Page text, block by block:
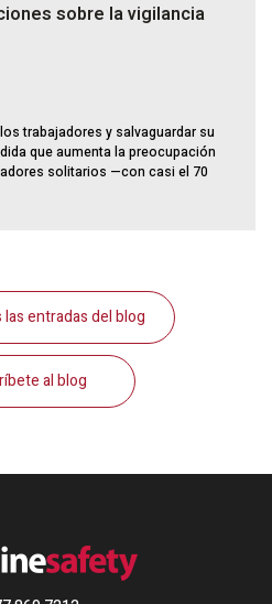
sobre la vigilancia
trabajadores y salvaguardar su
que aumenta la preocupación
solitarios —con casi el 70
entradas del blog
al blog